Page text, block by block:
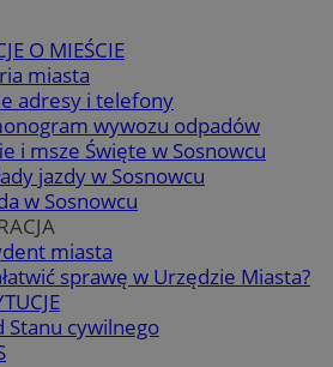
O MIEŚCIE
miasta
adresy i telefony
wywozu odpadów
i msze Święte w Sosnowcu
jazdy w Sosnowcu
w Sosnowcu
miasta
sprawę w Urzędzie Miasta?
Stanu cywilnego